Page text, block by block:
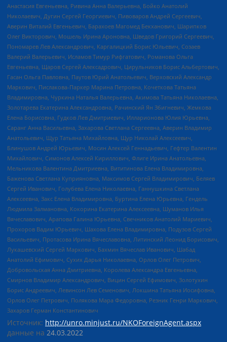
Анастасия Евгеньевна, Ривина Анна Валерьевна, Бойко Анатолий
Николаевич, Дугин Сергей Георгиевич, Пивоваров Андрей Сергеевич,
Аверин Виталий Евгеньевич, Барахоев Магомед Бекханович, Шарипков
Олег Викторович, Мошель Ирина Ароновна, Шведов Григорий Сергеевич,
Пономарев Лев Александрович, Каргалицкий Борис Юльевич, Созаев
Валерий Валерьевич, Исламов Тимур Рифгатович, Романова Ольга
Евгеньевна, Щаров Сергей Алексадрович, Цирульников Борис Альбертович,
Гасан Ольга Павловна, Паутов Юрий Анатольевич, Верховский Александр
Маркович, Пислакова-Паркер Марина Петровна, Кочеткова Татьяна
Владимировна, Чуркина Наталья Валерьевна, Акимова Татьяна Николаевна,
Золотарева Екатерина Александровна, Рачинский Ян Збигневич, Жемкова
Елена Борисовна, Гудков Лев Дмитриевич, Илларионова Юлия Юрьевна,
Саранг Анна Васильевна, Захарова Светлана Сергеевна, Аверин Владимир
Анатольевич, Щур Татьяна Михайловна, Щур Николай Алексеевич,
Блинушов Андрей Юрьевич, Мосин Алексей Геннадьевич, Гефтер Валентин
Михайлович, Симонов Алексей Кириллович, Флиге Ирина Анатольевна,
Мельникова Валентина Дмитриевна, Вититинова Елена Владимировна,
Баженова Светлана Куприяновна, Максимов Сергей Владимирович, Беляев
Сергей Иванович, Голубева Елена Николаевна, Ганнушкина Светлана
Алексеевна, Закс Елена Владимировна, Буртина Елена Юрьевна, Гендель
Людмила Залмановна, Кокорина Екатерина Алексеевна, Шуманов Илья
Вячеславович, Арапова Галина Юрьевна, Свечников Анатолий Мариевич,
Прохоров Вадим Юрьевич, Шахова Елена Владимировна, Подузов Сергей
Васильевич, Протасова Ирина Вячеславовна, Литинский Леонид Борисович,
Лукашевский Сергей Маркович, Бахмин Вячеслав Иванович, Шабад
Анатолий Ефимович, Сухих Дарья Николаевна, Орлов Олег Петрович,
Добровольская Анна Дмитриевна, Королева Александра Евгеньевна,
Смирнов Владимир Александрович, Вицин Сергей Ефимович, Золотухин
Борис Андреевич, Левинсон Лев Семенович, Локшина Татьяна Иосифовна,
Орлов Олег Петрович, Полякова Мара Федоровна, Резник Генри Маркович,
Захаров Герман Константинович
Источник: http://unro.minjust.ru/NKOForeignAgent.aspx
данные на 24.03.2022